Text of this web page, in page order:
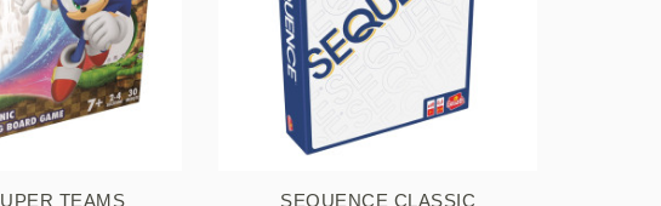
TEAMS SEQUENCE CLASSIC